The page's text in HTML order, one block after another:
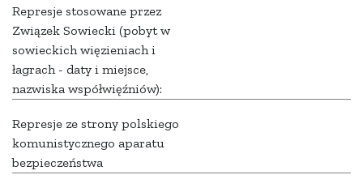
Represje stosowane przez
Związek Sowiecki (pobyt w
sowieckich więzieniach i
łagrach - daty i miejsce,
nazwiska współwięźniów):
Represje ze strony polskiego
komunistycznego aparatu
bezpieczeństwa